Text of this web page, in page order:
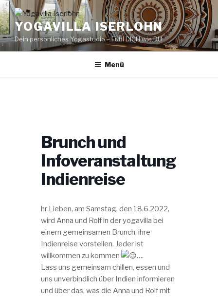
Zum
Inhalt
springenYOGAVILLA ISERLOHN
Dein persönliches Yogastudio – Fühl DICH wie DU
Menü
Brunch und
Infoveranstaltung
Indienreise
hr Lieben, am Samstag, den 18.6.2022,
wird Anna und Rolf in der yogavilla bei
einem gemeinsamen Brunch, ihre
Indienreise vorstellen. Jeder ist
willkommen zu kommen
….
Lass uns gemeinsam chillen, essen und
uns unverbindlich über Indien informieren
und über das, was die Anna und Rolf mit